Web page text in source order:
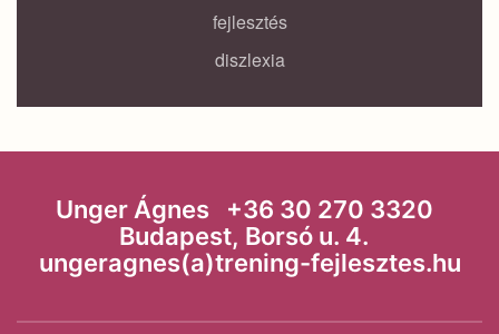
fejlesztés
diszlexia
Unger Ágnes +36 30 270 3320
Budapest, Borsó u. 4.
ungeragnes(a)trening-fejlesztes.hu